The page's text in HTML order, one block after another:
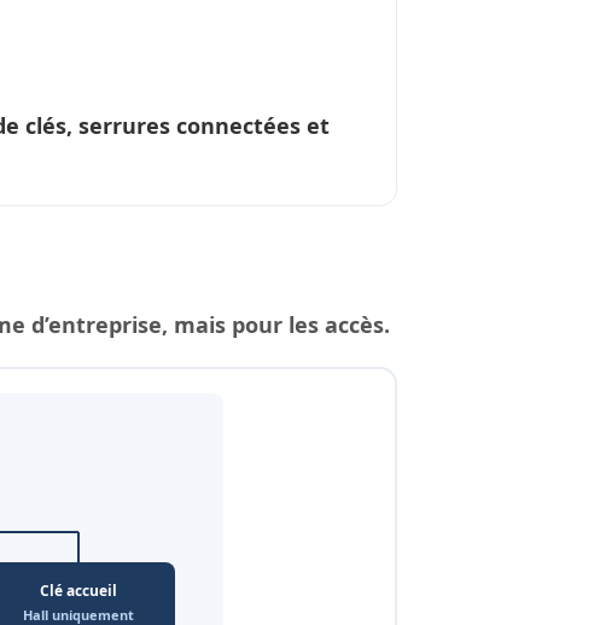
clés, serrures connectées et
d’entreprise, mais pour les accès.
Clé accueil
Hall uniquement